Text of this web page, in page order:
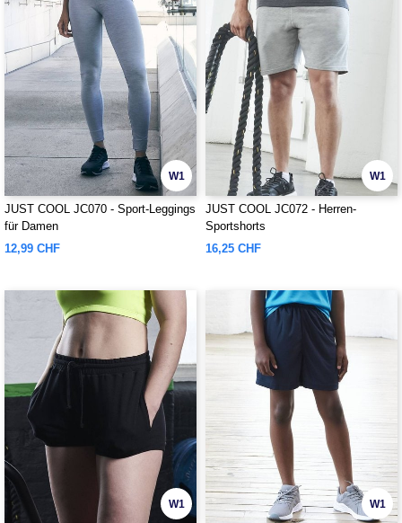
W1
JUST COOL JC070 - Sport-Leggings
für Damen
12,99 CHF
W1
JUST COOL JC072 - Herren-
Sportshorts
16,25 CHF
W1 W1